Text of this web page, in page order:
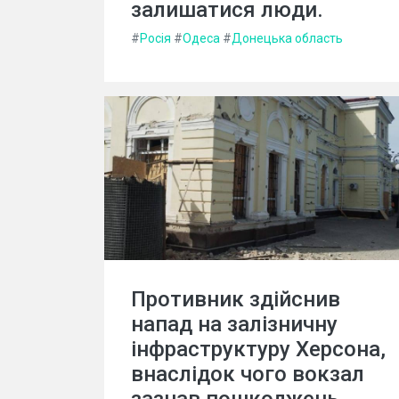
залишатися люди.
#Росія #Одеса #Донецька область
Противник здійснив
напад на залізничну
інфраструктуру Херсона,
внаслідок чого вокзал